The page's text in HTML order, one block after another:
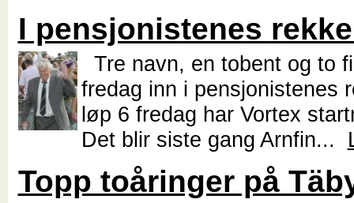
I pensjonistenes
Tre navn, en tobent og to
fredag inn i pensjonistenes
løp 6 fredag har Vortex
Det blir siste gang Arnfin...
Topp toåringer på